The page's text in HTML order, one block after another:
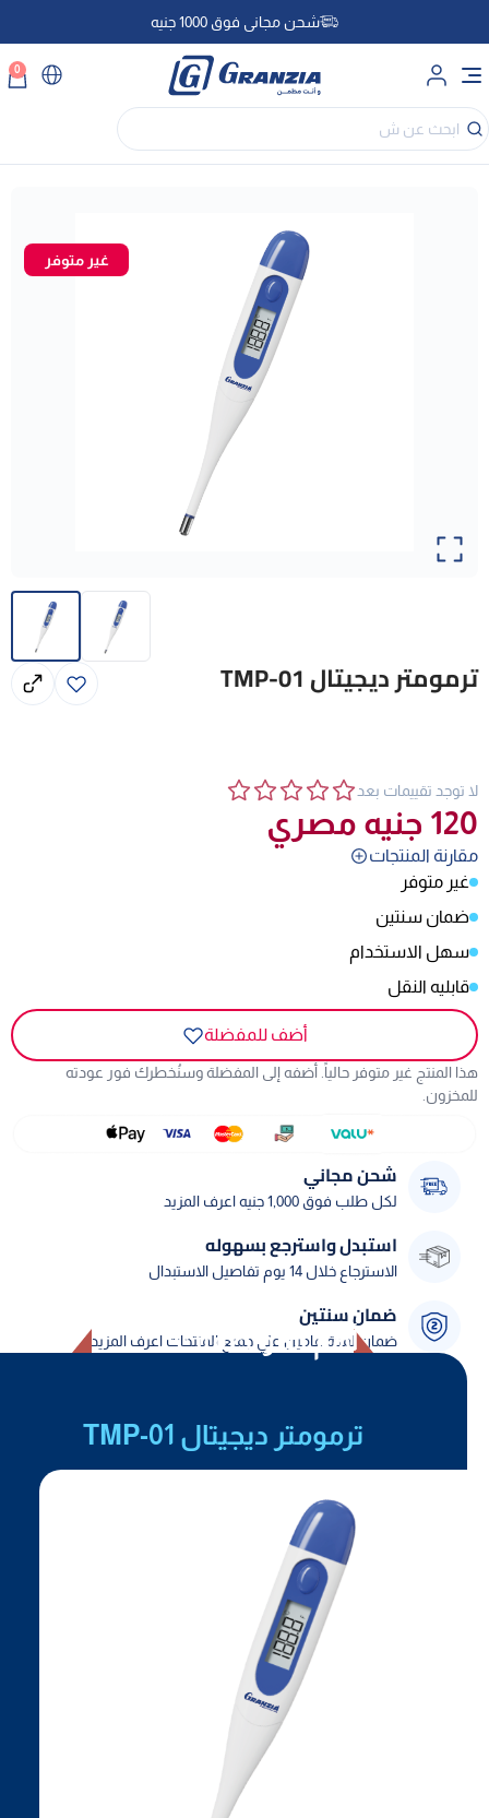
شحن مجاني فوق 1000 جنيه
0
ترمومتر ديجيتال TMP-01
لا توجد تقييمات بعد
120 جنيه مصري
مقارنة المنتجات
غير متوفر
ضمان سنتين
سهل الاستخدام
قابليه النقل
أضف للمفضلة
هذا المنتج غير متوفر حالياً. أضفه إلى المفضلة وسنُخطرك فور عودته
للمخزون.
شحن مجاني
لكل طلب فوق 1,000 جنيه اعرف المزيد
استبدل واسترجع بسهوله
الاسترجاع خلال 14 يوم تفاصيل الاستبدال
ضمان سنتين
ضمان لمدة عامين علي جميع المنتجات اعرف المزيد
غير متوفر
أهم المواصفات
ترمومتر ديجيتال TMP-01